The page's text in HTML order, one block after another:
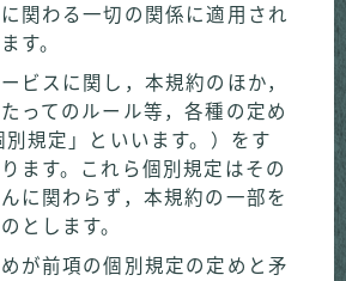
関わる一切の関係に適用され
す。
ビスに関し，本規約のほか，
ってのルール等，各種の定め
別規定」といいます。）をす
ます。これら個別規定はその
に関わらず，本規約の一部を
とします。
が前項の個別規定の定めと矛